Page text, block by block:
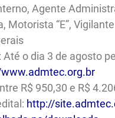
Agente
Motorista “E”,
Até o dia 3 de agosto
R$ 950,30 e R$
http://